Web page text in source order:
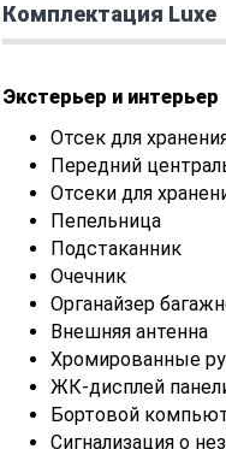
Комплектация Luxe
Экстерьер и интерьер
Отсек для
Передний
Отсеки для
Пепельница
Подстаканник
Очечник
Органайзер
Внешняя антенна
Хромированные
ЖК-дисплей
Бортовой
Сигнализация о